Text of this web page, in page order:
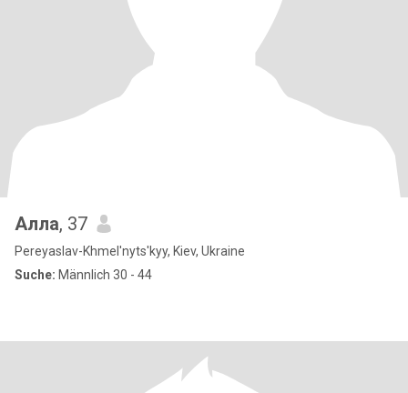
Алла, 37
Pereyaslav-Khmel'nyts'kyy, Kiev, Ukraine
Suche: Männlich 30 - 44